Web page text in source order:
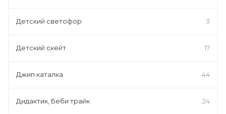
Детский светофор 3
Детский скейт 17
Джип каталка 44
Дидактик, Беби трайк 24